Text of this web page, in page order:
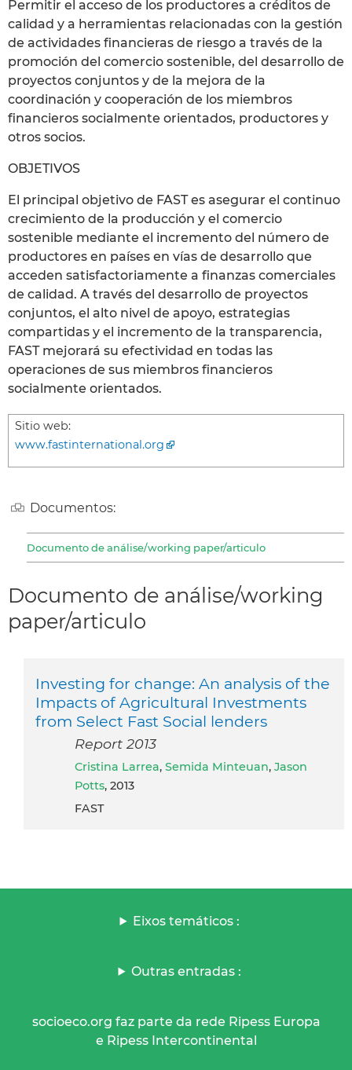
Permitir el acceso de los productores a créditos de
calidad y a herramientas relacionadas con la gestión
de actividades financieras de riesgo a través de la
promoción del comercio sostenible, del desarrollo de
proyectos conjuntos y de la mejora de la
coordinación y cooperación de los miembros
financieros socialmente orientados, productores y
otros socios.
OBJETIVOS
El principal objetivo de FAST es asegurar el continuo
crecimiento de la producción y el comercio
sostenible mediante el incremento del número de
productores en países en vías de desarrollo que
acceden satisfactoriamente a finanzas comerciales
de calidad. A través del desarrollo de proyectos
conjuntos, el alto nivel de apoyo, estrategias
compartidas y el incremento de la transparencia,
FAST mejorará su efectividad en todas las
operaciones de sus miembros financieros
socialmente orientados.
Sitio web:
www.fastinternational.org
Documentos:
Documento de análise/working paper/articulo
Documento de análise/working
paper/articulo
Investing for change: An analysis of the
Impacts of Agricultural Investments
from Select Fast Social lenders
Report 2013
Cristina Larrea, Semida Minteuan, Jason
Potts, 2013
FAST
Eixos temáticos :
Outras entradas :
socioeco.org faz parte da rede Ripess Europa
e Ripess Intercontinental